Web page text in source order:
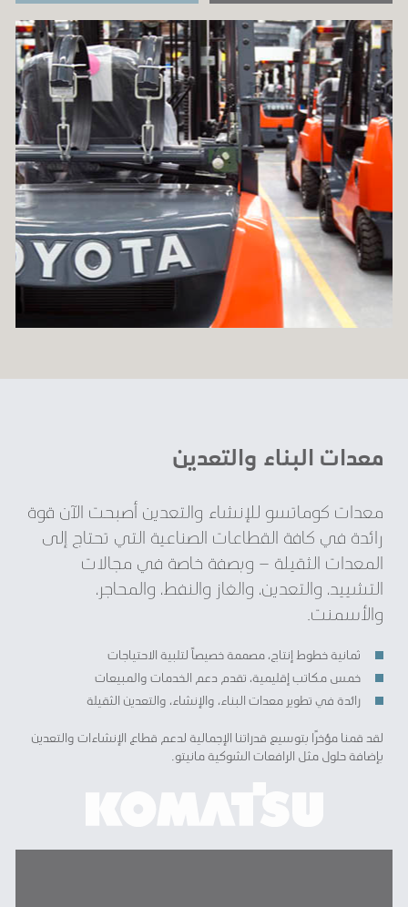
معدات البناء والتعدين
معدات كوماتسو للإنشاء والتعدين أصبحت الآن قوة
رائدة في كافة القطاعات الصناعية التي تحتاج إلى
المعدات الثقيلة – وبصفة خاصة في مجالات
التشييد، والتعدين، والغاز والنفط، والمحاجر،
والأسمنت.
ثمانية خطوط إنتاج، مصممة خصيصاً لتلبية الاحتياجات
خمس مكاتب إقليمية، تقدم دعم الخدمات والمبيعات
رائدة في تطوير معدات البناء، والإنشاء، والتعدين الثقيلة
لقد قمنا مؤخرًا بتوسيع قدراتنا الإجمالية لدعم قطاع الإنشاءات والتعدين
بإضافة حلول مثل الرافعات الشوكية مانيتو.